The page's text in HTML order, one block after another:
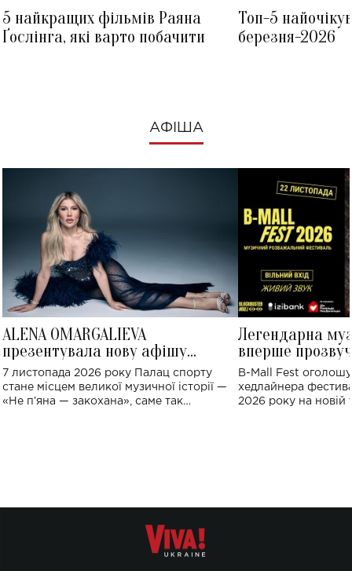
5 найкращих фільмів Раяна
Ґослінга, які варто побачити
Топ-5
березня-2026
АФІША
ALENA OMARGALIEVA
презентувала нову афішу
великого концерту в Палаці
спорту
7 листопада 2026 року Палац спорту
стане місцем великої музичної історії —
«Не пʼяна — закохана», саме так
Легендарна
вперше
Україні: де
B-Mall Fest
хедлайнера
2026 року на новій